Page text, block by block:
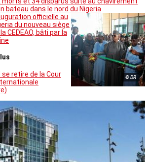
bateau dans le nord du Nigeria
© DR
officielle au
du nouveau siège
CEDEAO, bâti par la
se retire de la Cour